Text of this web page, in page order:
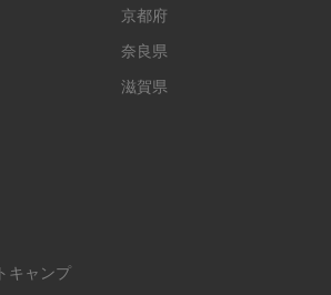
京都府
奈良県
滋賀県
キャンプ